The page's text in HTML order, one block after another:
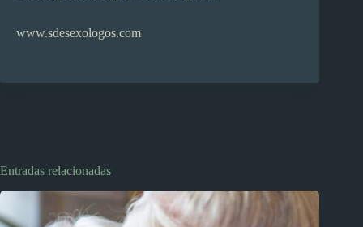
www.sdesexologos.com
Entradas relacionadas